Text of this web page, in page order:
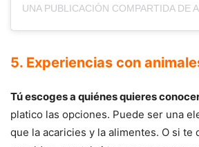
5. Experiencias con
Tú escoges a quiénes quieres
platico las opciones. Puede ser una
que la acaricies y la alimentes. O si te